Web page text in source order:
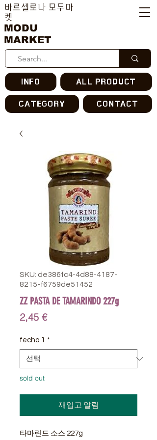
MODU
MARKET
바르셀로나 모두마
켓
INFO ALL PRODUCT
CATEGORY CONTACT
SKU: de386fc4-4d88-4187-
8215-f6759de51452
ZZ PASTA DE TAMARINDO 227g
2,45 €가
fecha 1 *
sold out
재입고 알림
타마린드 소스 227g